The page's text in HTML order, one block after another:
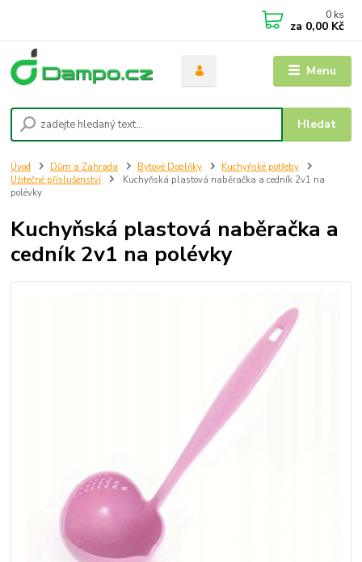
Menu
Hledat
0 ks
za 0,00 Kč
Úvod Dům a Zahrada Bytové Doplňky
Kuchyňské potřeby
Užitečné příslušenství
Kuchyňská plastová naběračka a cedník 2v1 na
polévky
Kuchyňská plastová naběračka a
cedník 2v1 na polévky